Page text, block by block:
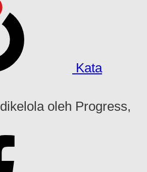
Kata
dikelola oleh Progress,